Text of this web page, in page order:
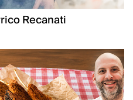
Recanati